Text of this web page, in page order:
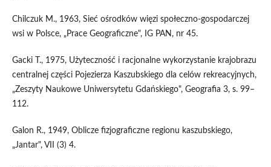
Сhilczuk М., 1963, Sieć ośrodków więzi społeczno-gospodarczej
wsi w Polsce, „Prace Geograficzne", IG PAN, nr 45.
Gacki T., 1975, Użyteczność i racjonalne wykorzystanie krajobrazu
centralnej części Pojezierza Kaszubskiego dla celów rekreacyjnych,
„Zeszyty Naukowe Uniwersytetu Gdańskiego", Geografia 3, s. 99–
112.
Galon R., 1949, Oblicze fizjograficzne regionu kaszubskiego,
„Jantar", VII (3) 4.